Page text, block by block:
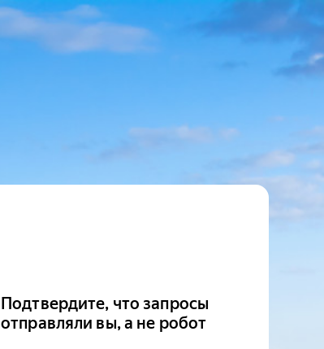
Подтвердите, что запросы
отправляли вы, а не робот